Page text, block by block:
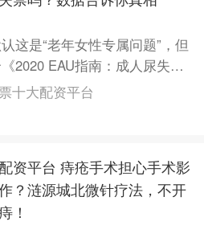
这是“老年女性专属问题”，但
2020 EAU指南：成人尿失
断和治疗指南(2017)》等权....
十大配资平台
资平台 痔疮手术担心手术影
？涟源城北微针疗法，不开
！